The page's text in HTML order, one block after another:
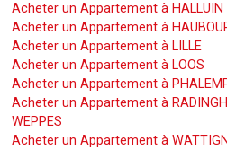
Acheter un Appartement à HALLUIN
Acheter un Appartement à
Acheter un Appartement à LILLE
Acheter un Appartement à LOOS
Acheter un Appartement à
Acheter un Appartement à
WEPPES
Acheter un Appartement à